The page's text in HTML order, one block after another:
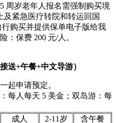
周岁老年人报名需强制购买境
及紧急医疗转院和转运回国
行购买并提供保单电子版给我
：保费 200 元/人。
送+午餐+中文导游）
起申请预定。
每人每天 5 美金；双岛游：每
成人 2-11岁 含午餐